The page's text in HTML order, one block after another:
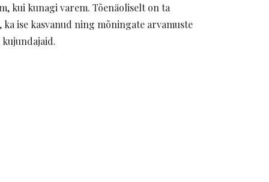
kui kunagi varem. Tõenäoliselt on ta
ise kasvanud ning mõningate arvamuste
kujundajaid.